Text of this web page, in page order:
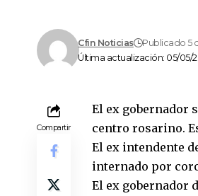
Última actualización: 05/05/
Cfin Noticias Publicado 5
Compartir
El ex gobernador
centro rosarino.
El ex intendente
internado por
El ex gobernador